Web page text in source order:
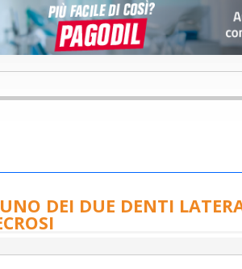
DEI DUE DENTI